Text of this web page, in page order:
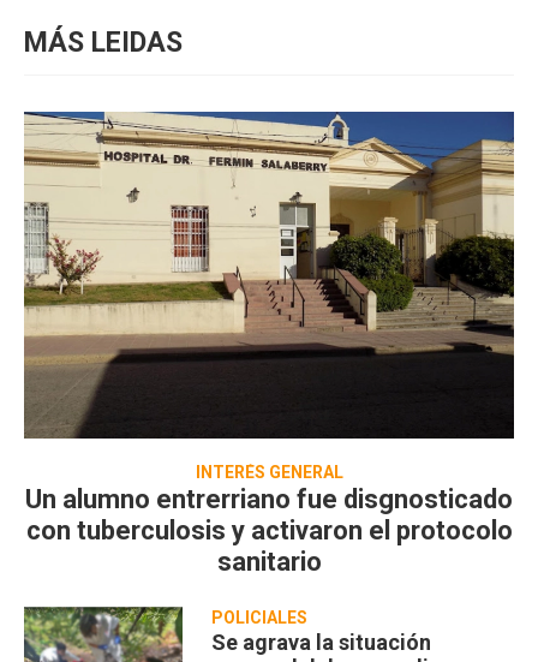
MÁS LEIDAS
INTERÉS GENERAL
Un alumno entrerriano fue disgnosticado
con tuberculosis y activaron el protocolo
sanitario
POLICIALES
Se agrava la situación